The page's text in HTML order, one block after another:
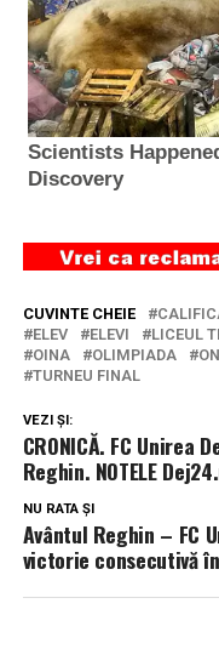
CUVINTE CHEIE
ELEV
ELEVI
LICEUL
OINA
OLIMPIADA
TURNEU FINAL
VEZI ȘI:
CRONICĂ. FC
Reghin. NOTELE
NU RATA ȘI
Avântul Reghin – FC
victorie consecutivă